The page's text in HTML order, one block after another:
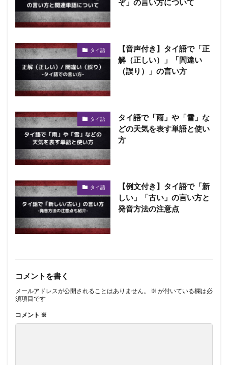
ぞ」の言い方について
タイ語
【音声付き】タイ語で「正
解（正しい）」「間違い
（誤り）」の言い方
タイ語
タイ語で「雨」や「雪」な
どの天気を表す単語と使い
方
タイ語
【例文付き】タイ語で「新
しい」「古い」の言い方と
発音方法の注意点
コメントを書く
メールアドレスが公開されることはありません。 ※ が付いている欄は必
須項目です
コメント ※